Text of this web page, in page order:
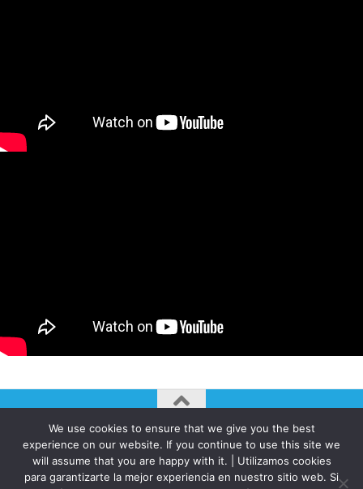
AUTOGIRO/el giro del arte actual © JAVIER MARTINEZ 2026. All
Rights Reserved.
Funciona con - Diseñado con elTema Hueman
We use cookies to ensure that we give you the best
experience on our website. If you continue to use this site we
will assume that you are happy with it. | Utilizamos cookies
para garantizarte la mejor experiencia en nuestro sitio web. Si